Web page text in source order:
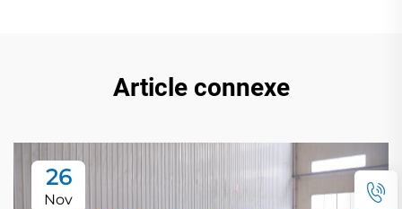
Article connexe
26
Nov